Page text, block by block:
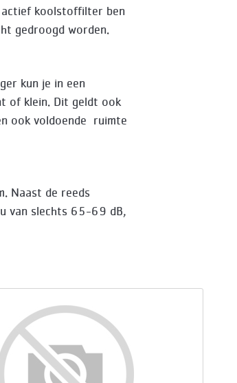
koolstoffilter ben
gedroogd worden.
kun je in een
of klein. Dit geldt ook
ook voldoende ruimte
Naast de reeds
van slechts 65-69 dB,